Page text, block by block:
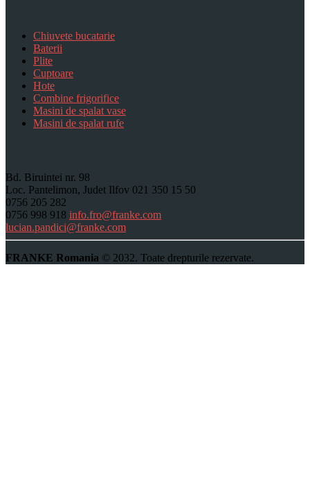
Chiuvete bucatarie
Baterii
Plite
Cuptoare
Hote
Combine frigorifice
Masini de spalat vase
Masini de spalat rufe
Bd. Biruintei nr. 98
Loc. Pantelimon, Judet Ilfov 021 350 15 50
0756 205 282
0756 998 918 info.fro@franke.com
lucian.pandici@franke.com
FRANKE Romania © 2032. Toate drepturile rezervate.